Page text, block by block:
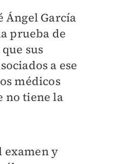
Ángel García
prueba de
sus
a ese
médicos
no tiene la
examen y